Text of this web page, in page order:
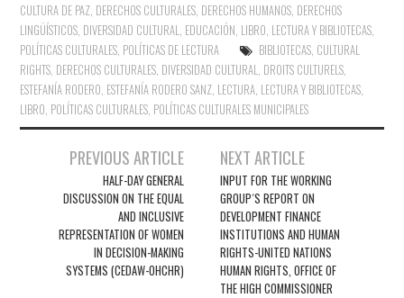
CULTURA DE PAZ DERECHOS CULTURALES DERECHOS HUMANOS DERECHOS
LINGÜÍSTICOS DIVERSIDAD CULTURAL EDUCACIÓN LIBRO, LECTURA Y BIBLIOTECAS
POLÍTICAS CULTURALES POLÍTICAS DE LECTURA BIBLIOTECAS, CULTURAL
RIGHTS DERECHOS CULTURALES DIVERSIDAD CULTURAL DROITS CULTURELS
ESTEFANÍA RODERO ESTEFANÍA RODERO SANZ LECTURA LECTURA Y BIBLIOTECAS
LIBRO POLÍTICAS CULTURALES POLÍTICAS CULTURALES MUNICIPALES
Navegación
entradas
PREVIOUS ARTICLE
HALF-DAY GENERAL
DISCUSSION ON THE EQUAL
AND INCLUSIVE
REPRESENTATION OF WOMEN
IN DECISION-MAKING
SYSTEMS (CEDAW-OHCHR)
NEXT ARTICLE
INPUT FOR THE WORKING
GROUP´S REPORT ON
DEVELOPMENT FINANCE
INSTITUTIONS AND HUMAN
RIGHTS-UNITED NATIONS
HUMAN RIGHTS, OFFICE OF
THE HIGH COMMISSIONER